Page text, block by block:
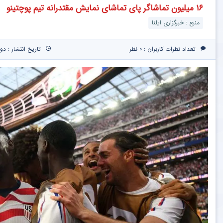
۱۶ میلیون تماشاگر پای تماشای نمایش مقتدرانه تیم پوچتینو
منبع : خبرگزاری ایلنا
تعداد نظرات کاربران : ۰ نظر تاریخ انتشار : دوشنبه ۲۵ خرداد